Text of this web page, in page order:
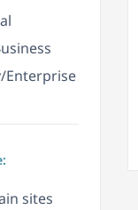
Enterprise
sites